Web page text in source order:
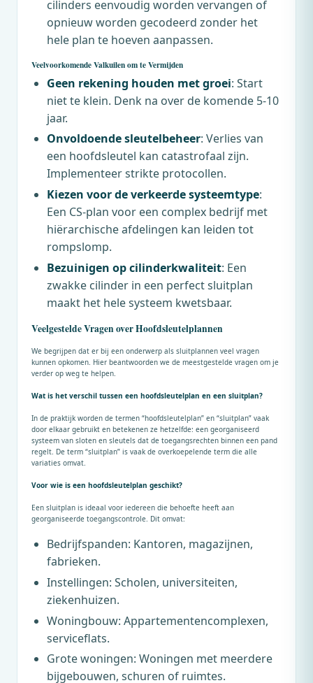
cilinders eenvoudig worden vervangen of
opnieuw worden gecodeerd zonder het
hele plan te hoeven aanpassen.
Veelvoorkomende Valkuilen om te Vermijden
Geen rekening houden met groei: Start
niet te klein. Denk na over de komende 5-10
jaar.
Onvoldoende sleutelbeheer: Verlies van
een hoofdsleutel kan catastrofaal zijn.
Implementeer strikte protocollen.
Kiezen voor de verkeerde systeemtype:
Een CS-plan voor een complex bedrijf met
hiërarchische afdelingen kan leiden tot
rompslomp.
Bezuinigen op cilinderkwaliteit: Een
zwakke cilinder in een perfect sluitplan
maakt het hele systeem kwetsbaar.
Veelgestelde Vragen over Hoofdsleutelplannen
We begrijpen dat er bij een onderwerp als sluitplannen veel vragen
kunnen opkomen. Hier beantwoorden we de meestgestelde vragen om je
verder op weg te helpen.
Wat is het verschil tussen een hoofdsleutelplan en een sluitplan?
In de praktijk worden de termen “hoofdsleutelplan” en “sluitplan” vaak
door elkaar gebruikt en betekenen ze hetzelfde: een georganiseerd
systeem van sloten en sleutels dat de toegangsrechten binnen een pand
regelt. De term “sluitplan” is vaak de overkoepelende term die alle
variaties omvat.
Voor wie is een hoofdsleutelplan geschikt?
Een sluitplan is ideaal voor iedereen die behoefte heeft aan
georganiseerde toegangscontrole. Dit omvat:
Bedrijfspanden: Kantoren, magazijnen,
fabrieken.
Instellingen: Scholen, universiteiten,
ziekenhuizen.
Woningbouw: Appartementencomplexen,
serviceflats.
Grote woningen: Woningen met meerdere
bijgebouwen, schuren of ruimtes.